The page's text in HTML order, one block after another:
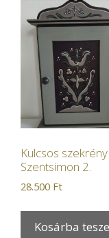
Kulcsos
Szentsimon 2.
28.500 Ft
Kosárba